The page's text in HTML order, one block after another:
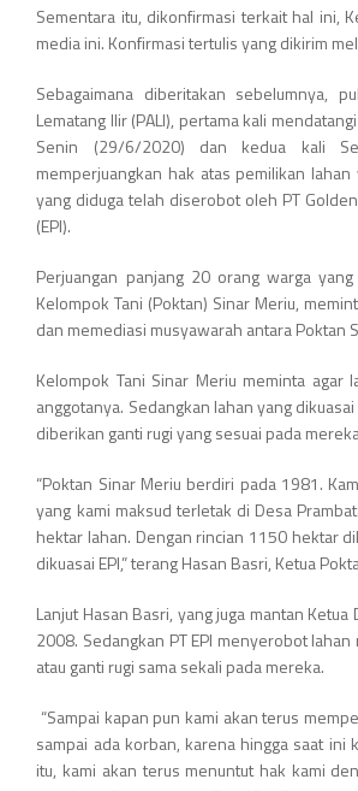
Sementara itu, dikonfirmasi terkait hal ini,
media ini. Konfirmasi tertulis yang dikirim
Sebagaimana diberitakan sebelumnya,
Lematang Ilir (PALI), pertama kali
Senin (29/6/2020) dan kedua kali
memperjuangkan hak atas pemilikan
yang diduga telah diserobot oleh PT
(EPI).
Perjuangan panjang 20 orang warga
Kelompok Tani (Poktan) Sinar Meriu,
dan memediasi musyawarah antara Poktan
Kelompok Tani Sinar Meriu meminta agar
anggotanya. Sedangkan lahan yang
diberikan ganti rugi yang sesuai pada
“Poktan Sinar Meriu berdiri pada 1981.
yang kami maksud terletak di Desa
hektar lahan. Dengan rincian 1150 hektar
dikuasai EPI,” terang Hasan Basri, Ketua
Lanjut Hasan Basri, yang juga mantan
2008. Sedangkan PT EPI menyerobot
atau ganti rugi sama sekali pada mereka.
“Sampai kapan pun kami akan terus
sampai ada korban, karena hingga saat
itu, kami akan terus menuntut hak kami